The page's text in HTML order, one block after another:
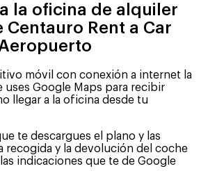
la oficina de alquiler
Centauro Rent a Car
móvil con conexión a internet la
uses Google Maps para recibir
llegar a la oficina desde tu
te descargues el plano y las
recogida y la devolución del coche
indicaciones que te de Google